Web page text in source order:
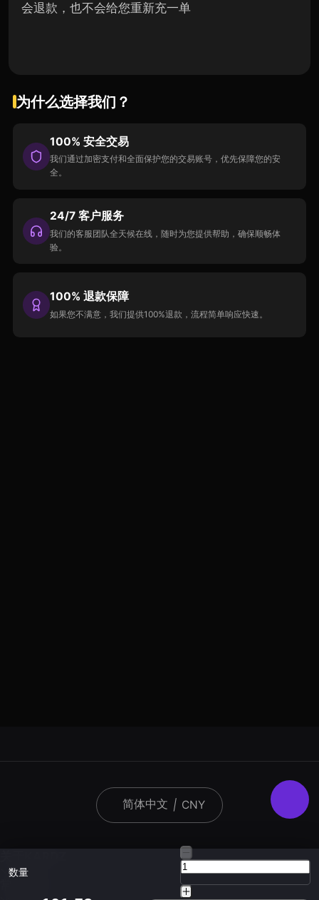
会退款，也不会给您重新充一单
为什么选择我们？
100% 安全交易
我们通过加密支付和全面保护您的交易账号，优先保障您的安
全。
24/7 客户服务
我们的客服团队全天候在线，随时为您提供帮助，确保顺畅体
验。
100% 退款保障
如果您不满意，我们提供100%退款，流程简单响应快速。
数量
简体中文 | CNY